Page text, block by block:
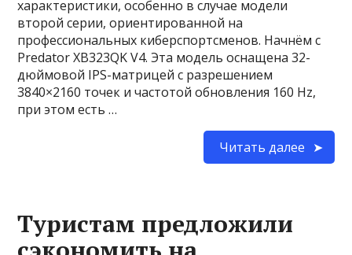
характеристики, особенно в случае модели
второй серии, ориентированной на
профессиональных киберспортсменов. Начнём с
Predator XB323QK V4. Эта модель оснащена 32-
дюймовой IPS-матрицей с разрешением
3840×2160 точек и частотой обновления 160 Hz,
при этом есть …
Читать далее
Туристам предложили